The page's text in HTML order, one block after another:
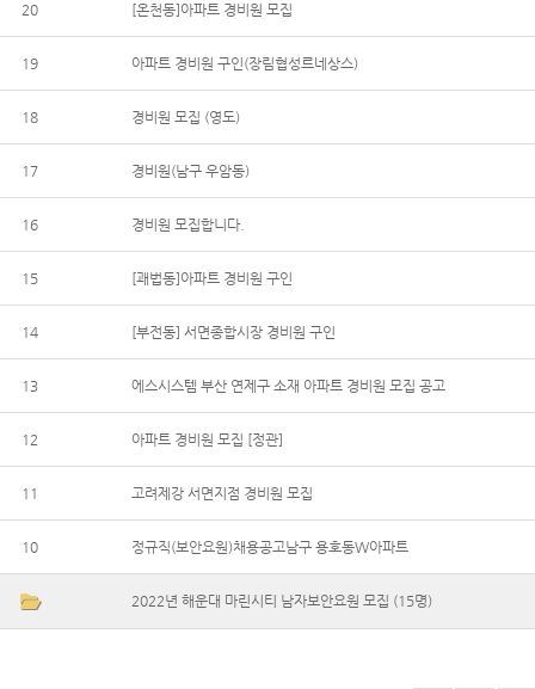
20 [온천동]아파트 경비원 모집
19 아파트 경비원 구인(장림협성르네상스)
18 경비원 모집 (영도)
17 경비원(남구 우암동)
16 경비원 모집합니다.
15 [괘법동]아파트 경비원 구인
14 [부전동] 서면종합시장 경비원 구인
13 에스시스템 부산 연제구 소재 아파트 경비원 모집 공고
12 아파트 경비원 모집 [정관]
11 고려제강 서면지점 경비원 모집
10 정규직(보안요원)채용공고남구 용호동W아파트
2022년 해운대 마린시티 남자보안요원 모집 (15명)